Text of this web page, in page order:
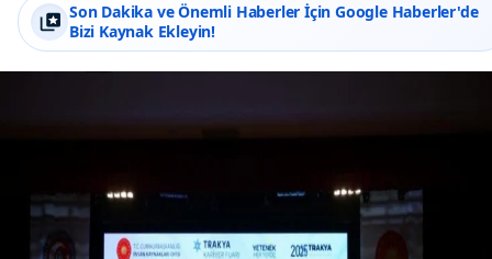
Son Dakika ve Önemli Haberler İçin Google Haberler'de
Bizi Kaynak Ekleyin!